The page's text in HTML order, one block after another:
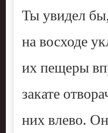
Ты увидел
на восходе
их пещеры
закате
них влево.